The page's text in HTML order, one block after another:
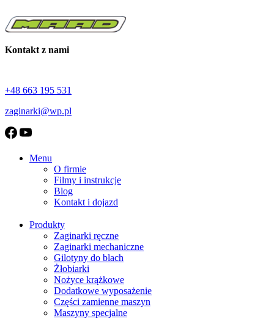
Kontakt z nami
+48 663 195 531
zaginarki@wp.pl
Menu
O firmie
Filmy i instrukcje
Blog
Kontakt i dojazd
Produkty
Zaginarki ręczne
Zaginarki mechaniczne
Gilotyny do blach
Żłobiarki
Nożyce krążkowe
Dodatkowe wyposażenie
Części zamienne maszyn
Maszyny specjalne